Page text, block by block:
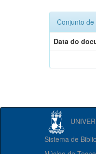
Conjunto de
Data do
Sistema de